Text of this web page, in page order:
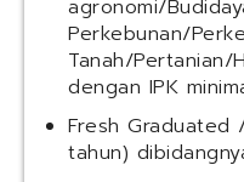
agronomi/
Perkebunan/
Tanah/Pertanian/
dengan IPK
Fresh Graduated
tahun)